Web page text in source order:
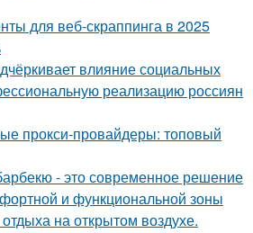
для веб-скраппинга в 2025
влияние социальных
реализацию россиян
прокси-провайдеры: топовый
- это современное решение
и функциональной зоны
на открытом воздухе.